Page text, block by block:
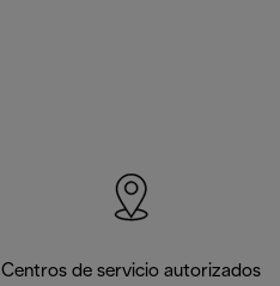
Centros de servicio autorizados